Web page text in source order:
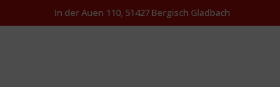
In der Auen 110, 51427 Bergisch Gladbach